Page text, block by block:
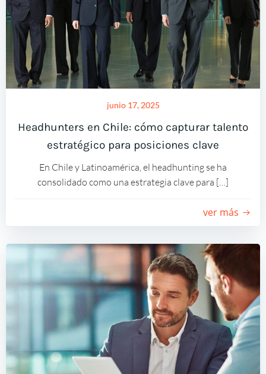
junio 17, 2025
Headhunters en Chile: cómo capturar talento
estratégico para posiciones clave
En Chile y Latinoamérica, el headhunting se ha
consolidado como una estrategia clave para […]
ver más